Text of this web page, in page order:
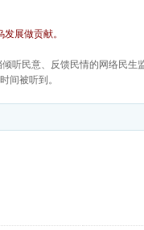
展做贡献。
听民意、反馈民情的网络民
间被听到。